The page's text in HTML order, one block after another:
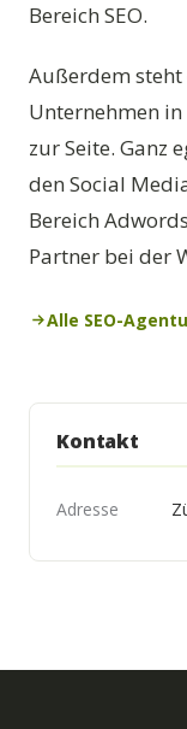
Bereich SEO.
Außerdem
Unternehmen in
zur Seite. Ganz
den Social
Bereich
Partner bei der
Alle SEO-
Kontakt
Adresse